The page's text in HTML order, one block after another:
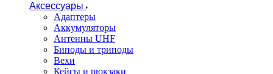
Аксессуары
Адаптеры
Аккумуляторы
Антенны UHF
Биподы и триподы
Вехи
Кейсы и рюкзаки